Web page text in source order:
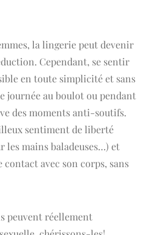
la lingerie peut devenir
Cependant, se sentir
en toute simplicité et sans
journée au boulot ou pendant
des moments anti-soutifs.
sentiment de liberté
les mains baladeuses…) et
avec son corps, sans
peuvent réellement